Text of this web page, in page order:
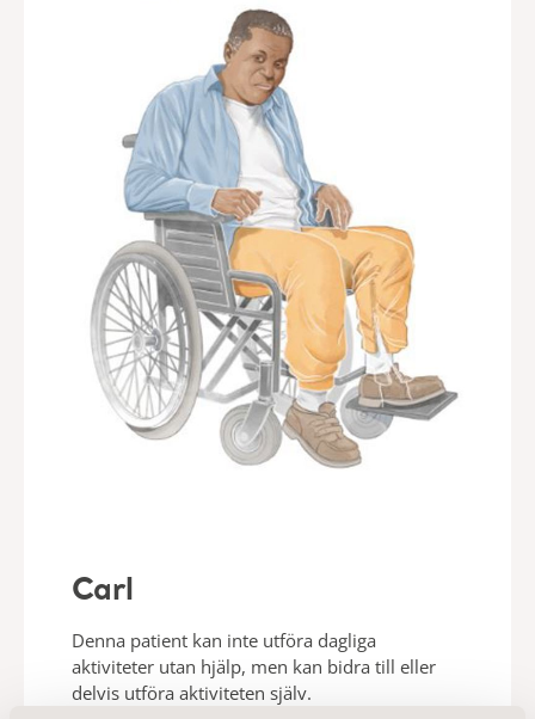
Carl
Denna patient kan inte utföra dagliga
aktiviteter utan hjälp, men kan bidra till eller
delvis utföra aktiviteten själv.